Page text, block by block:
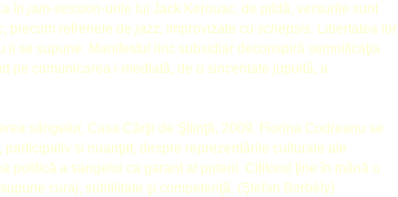
în jam-session-urile lui Jack Kerouac, de pildă, versurile sunt
precum refrenele de jazz, improvizate cu schepsis. Libertatea lor
se supune. Manifestul liric subsidiar deconspiră semnificaţia
pe comunicarea i-mediată, de o sinceritate jupuită, a
sângelui, Casa Cărţii de Ştiinţă, 2009. Florina Codreanu se
si nuanţat, despre reprezentările culturale ale
a sangelui ca garant al puterii. Cititorul ţine în mână o
curaj, subtilitate şi competenţă. (Ştefan Borbély)